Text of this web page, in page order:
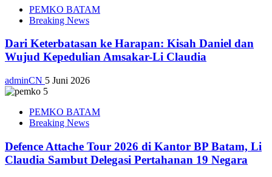
PEMKO BATAM
Breaking News
Dari Keterbatasan ke Harapan: Kisah Daniel dan
Wujud Kepedulian Amsakar-Li Claudia
adminCN 5 Juni 2026
PEMKO BATAM
Breaking News
Defence Attache Tour 2026 di Kantor BP Batam, Li
Claudia Sambut Delegasi Pertahanan 19 Negara